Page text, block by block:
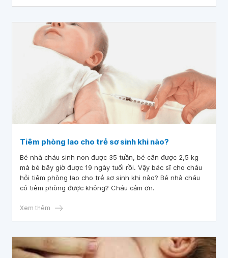
Tiêm phòng lao cho trẻ sơ sinh khi nào?
Bé nhà cháu sinh non được 35 tuần, bé cân được 2,5 kg
mà bé bây giờ được 19 ngày tuổi rồi. Vậy bác sĩ cho cháu
hỏi tiêm phòng lao cho trẻ sơ sinh khi nào? Bé nhà cháu
có tiêm phòng được không? Cháu cảm ơn.
Xem thêm